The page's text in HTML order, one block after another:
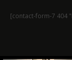
[contact-form-7 404